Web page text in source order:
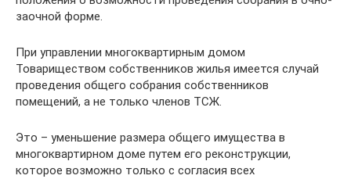
заочной форме.
При управлении многоквартирным домом
Товариществом собственников жилья имеется случай
проведения общего собрания собственников
помещений, а не только членов ТСЖ.
Это – уменьшение размера общего имущества в
многоквартирном доме путем его реконструкции,
которое возможно только с согласия всех